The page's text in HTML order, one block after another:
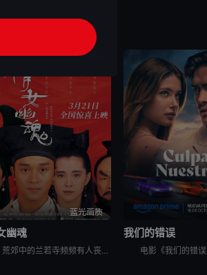
老电影
蓝光画质
幽魂
荒郊中的兰若寺频频有人丧命，身无分文的书生宁采臣（张国荣 饰）不顾道士燕赤霞（午马 饰）的反对借宿在此。深夜，宁采臣邂逅女鬼聂小倩（王祖贤 饰），却不料小倩突露杀机，宁采臣的正直、善良打动了小倩，
我们的错误